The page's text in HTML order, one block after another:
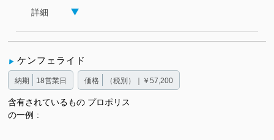
詳細
ケンフェライド
納期 18営業日 価格 （税別）｜￥57,200
含有されているもの
の一例
プロポリス